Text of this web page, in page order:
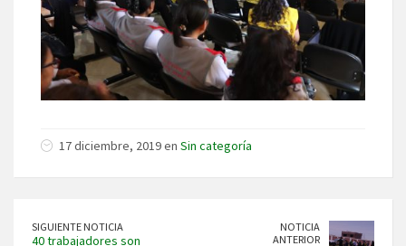
17 diciembre, 2019 en Sin categoría
SIGUIENTE NOTICIA
40 trabajadores son
NOTICIA
ANTERIOR